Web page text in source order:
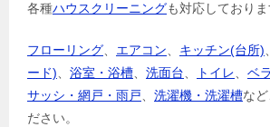
各種ハウスクリーニングも対応しておりま
フローリング、 エアコン、 キッチン(台所)、
ード)、 浴室・浴槽、 洗面台、 トイレ、 ベ
サッシ・網戸・雨戸、 洗濯機・洗濯槽な
ださい。